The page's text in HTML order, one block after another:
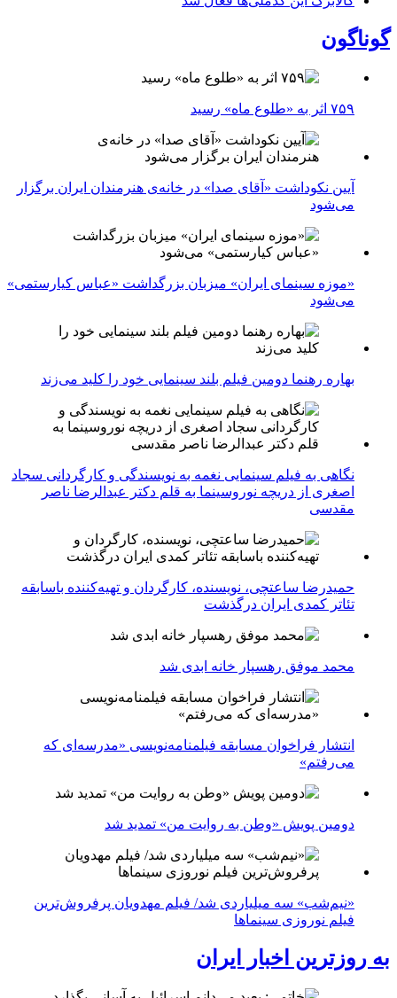
گوناگون
۷۵۹ اثر به «طلوع ماه» رسید
آیین نکوداشت «آقای صدا» در خانه‌ی هنرمندان ایران برگزار
می‌شود
«موزه سینمای ایران» میزبان بزرگداشت «عباس کیارستمی»
می‌شود
بهاره رهنما دومین فیلم بلند سینمایی خود را کلید می‌زند
نگاهی به فیلم سینمایی نغمه به نویسندگی و کارگردانی سجاد
اصغری از دریچه نوروسینما به قلم دکتر عبدالرضا ناصر
مقدسی
حمیدرضا ساعتچی، نویسنده، کارگردان و تهیه‌کننده باسابقه
تئاتر کمدی ایران درگذشت
محمد موفق رهسپار خانه ابدی شد
انتشار فراخوان مسابقه فیلمنامه‌نویسی «مدرسه‌ای که
می‌رفتم»
دومین پویش «وطن به روایت من» تمدید شد
«نیم‌شب» سه میلیاردی شد/ فیلم مهدویان پرفروش‌ترین
فیلم نوروزی سینماها
به روزترین اخبار ایران